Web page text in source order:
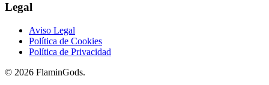
Legal
Aviso Legal
Política de Cookies
Política de Privacidad
© 2026 FlaminGods.